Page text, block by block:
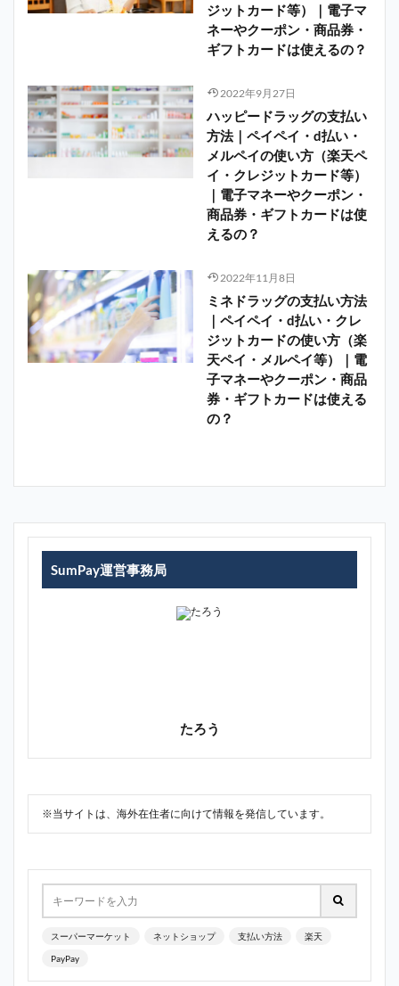
ジットカード等）｜電子マ
ネーやクーポン・商品券・
ギフトカードは使えるの？
2022年9月27日
ハッピードラッグの支払い
方法｜ペイペイ・d払い・
メルペイの使い方（楽天ペ
イ・クレジットカード等）
｜電子マネーやクーポン・
商品券・ギフトカードは使
えるの？
2022年11月8日
ミネドラッグの支払い方法
｜ペイペイ・d払い・クレ
ジットカードの使い方（楽
天ペイ・メルペイ等）｜電
子マネーやクーポン・商品
券・ギフトカードは使える
の？
SumPay運営事務局
たろう
※当サイトは、海外在住者に向けて情報を発信しています。
スーパーマーケット ネットショップ 支払い方法 楽天
PayPay